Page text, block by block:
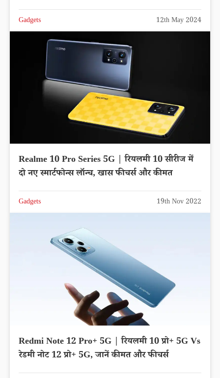
Gadgets 12th May 2024
Realme 10 Pro Series 5G | रियलमी 10 सीरीज में
दो नए स्मार्टफोन्स लॉन्च, खास फीचर्स और कीमत
Gadgets 19th Nov 2022
Redmi Note 12 Pro+ 5G | रियलमी 10 प्रो+ 5G Vs
रेडमी नोट 12 प्रो+ 5G, जानें कीमत और फीचर्स